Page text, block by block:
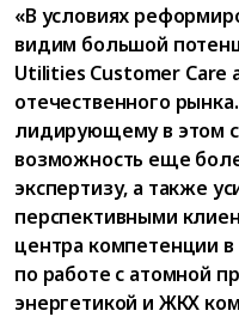
«В условиях
видим большой
Utilities Customer Care
отечественного
лидирующему в этом
возможность еще
экспертизу, а также
перспективными
центра компетенции
по работе с атомной
энергетикой и ЖКХ